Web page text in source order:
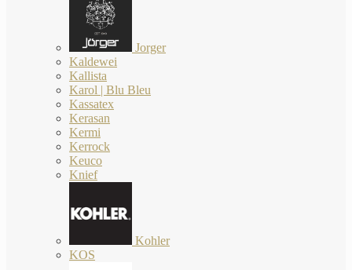
Jorger
Kaldewei
Kallista
Karol | Blu Bleu
Kassatex
Kerasan
Kermi
Kerrock
Keuco
Knief
Kohler
KOS